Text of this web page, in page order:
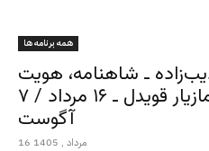
همه برنامه ها
ـ شاهنامه، هویت
ایرانی و گفت‌وگو با مازیار قویدل ـ ۱۶ مرداد / ۷
آگوست
16 مرداد , 1405